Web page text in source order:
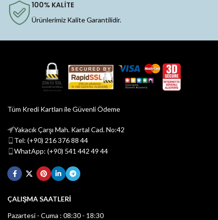
100% KALİTE
Ürünlerimiz Kalite Garantilidir.
Tüm Kredi Kartları ile Güvenli Ödeme
Yakacık Çarşı Mah. Kartal Cad. No:42
Tel: (+90) 216 376 88 44
WhatApp: (+90) 541 442 49 44
ÇALIŞMA SAATLERİ
Pazartesi - Cuma : 08:30 - 18:30